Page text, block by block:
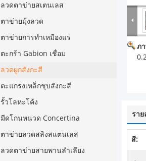
ลวดตาข่ายสเตนเลส
ตาข่ายมุ้งลวด
ตาข่ายการทำเหมืองแร่
ตะกร้า Gabion เชื่อม
ลวดผูกสังกะสี
ตะแกรงเหล็กชุบสังกะสี
รั้วโลหะโค้ง
มีดโกนหนวด Concertina
ตาข่ายลวดสลิงสแตนเลส
ลวดตาข่ายสายพานลำเลียง
ภ
ราย
สี: